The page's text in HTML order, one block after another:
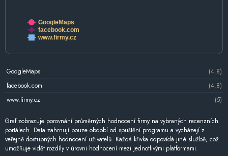
GoogleMaps
facebook.com
www.firmy.cz
GoogleMaps
(4.8)
facebook.com
(4.8)
www.firmy.cz
(5)
Graf zobrazuje porovnání průměrných hodnocení firmy na vybraných recenzních
portálech. Data zahrnují pouze období od spuštění programu a vycházejí z
veřejně dostupných hodnocení uživatelů. Každá křivka odpovídá jiné službě, což
umožňuje vidět rozdíly v úrovni hodnocení mezi jednotlivými platformami.